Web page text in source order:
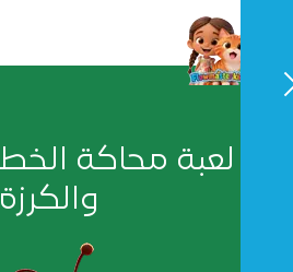
لعبة محاكة
والكرزة